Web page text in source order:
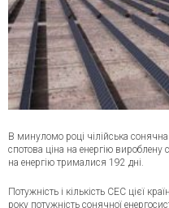
В минуломо році чілійська
спотова ціна на енергію
на енергію трималися 192 дні.
Потужність і кількість СЕС цієї
року потужність сонячної